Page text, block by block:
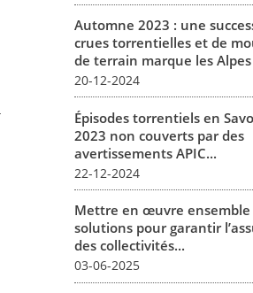
Automne 2023 : une
crues torrentielles et de
de terrain marque les
20-12-2024
Épisodes torrentiels en
2023 non couverts par des
avertissements APIC...
22-12-2024
Mettre en œuvre ensemble
solutions pour garantir
des collectivités...
03-06-2025